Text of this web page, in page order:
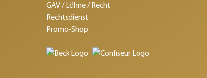
GAV / Löhne / Recht
Rechtsdienst
Promo-Shop